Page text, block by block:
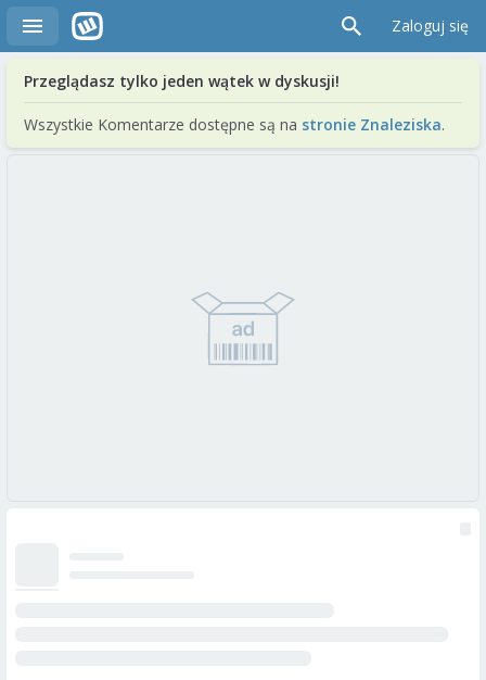
Zaloguj się
Przeglądasz tylko jeden wątek w dyskusji!
Wszystkie Komentarze dostępne są na stronie Znaleziska.